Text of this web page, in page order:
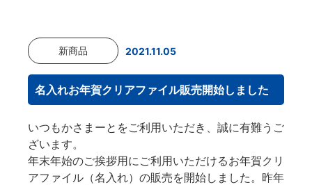
新商品 2021.11.05
名入れお年賀クリアファイル販売開始しました
いつもかさまーとをご利用いただき、誠に有難うご
ざいます。
年末年始のご挨拶用にご利用いただけるお年賀クリ
アファイル（名入れ）の販売を開始しました。昨年